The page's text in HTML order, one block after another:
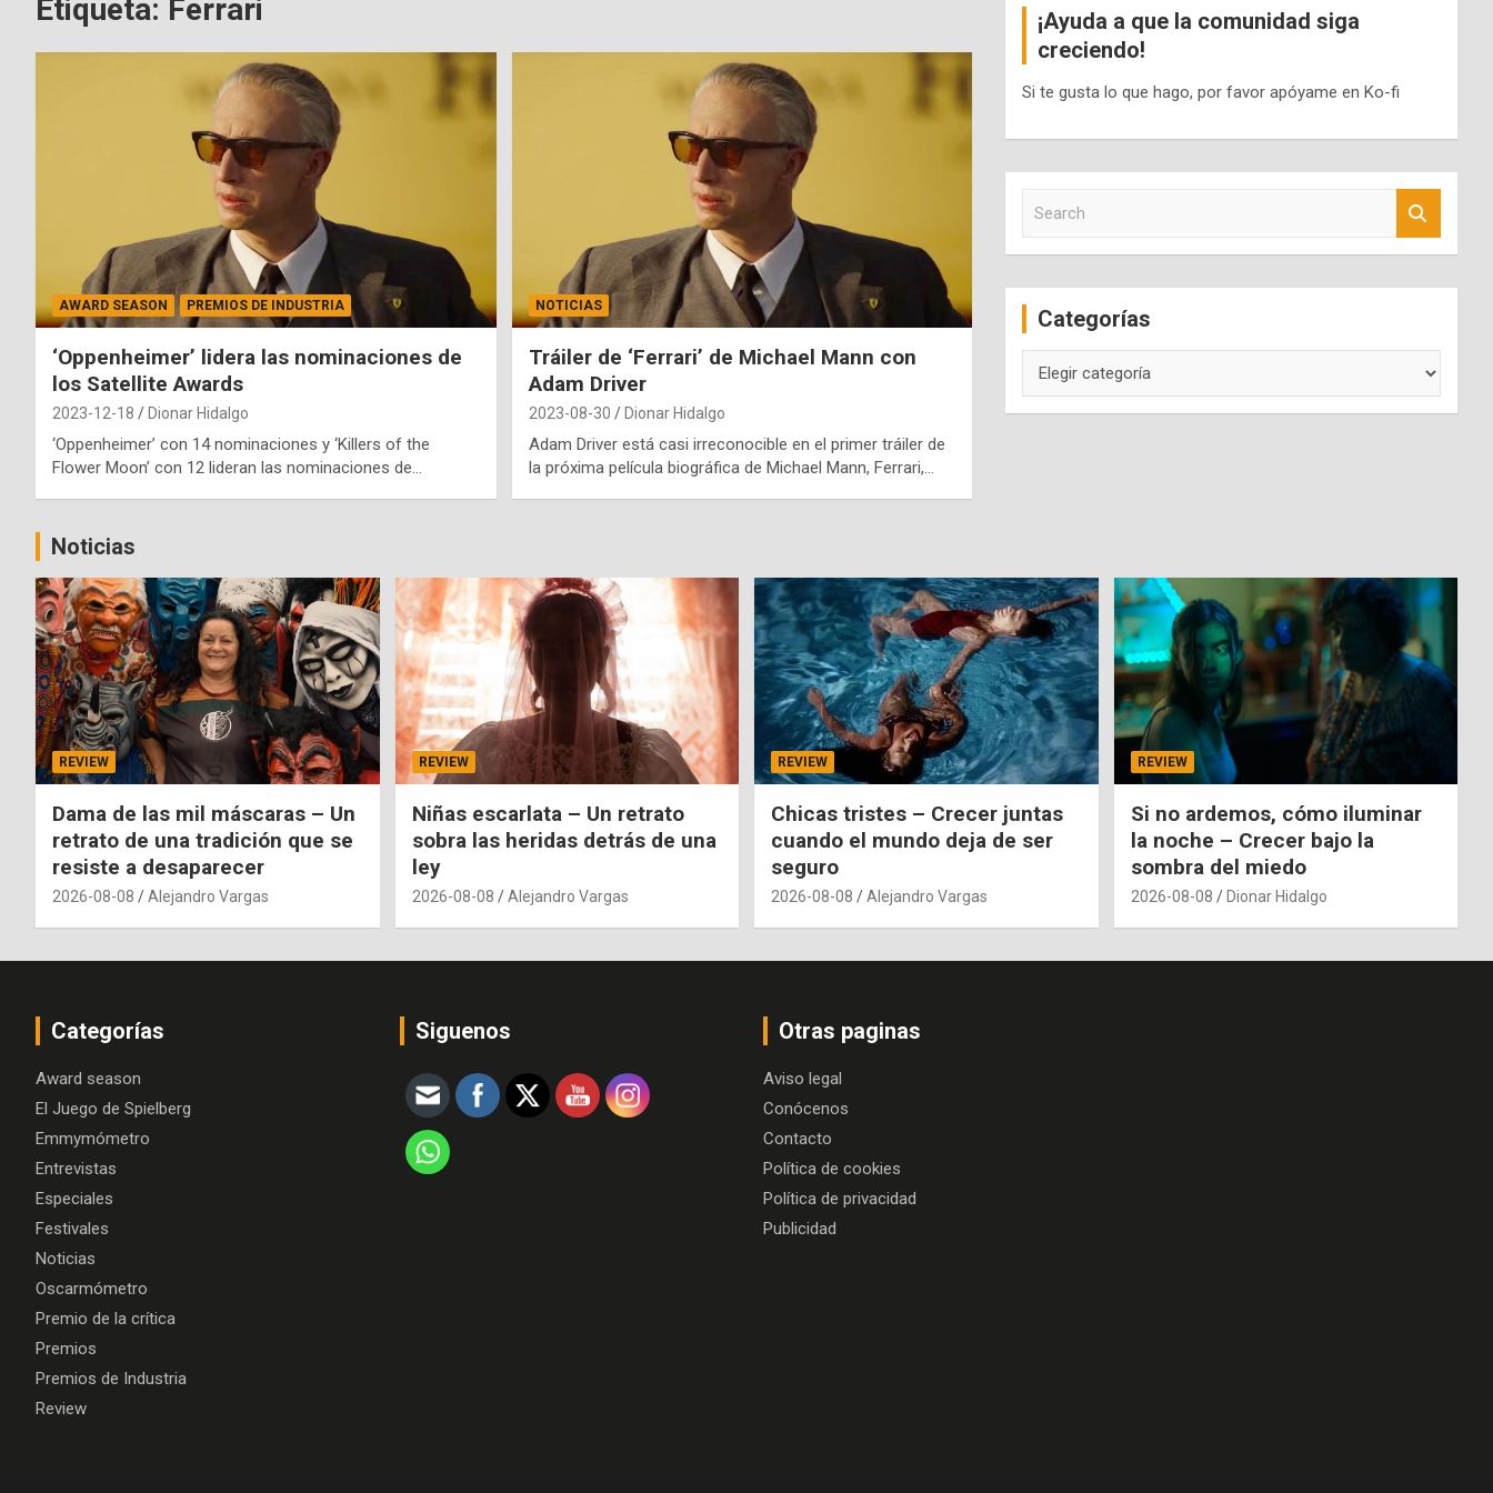
Etiqueta: Ferrari
AWARD SEASON PREMIOS DE INDUSTRIA
‘Oppenheimer’ lidera las nominaciones de
los Satellite Awards
2023-12-18 Dionar Hidalgo
‘Oppenheimer’ con 14 nominaciones y ‘Killers of the
Flower Moon’ con 12 lideran las nominaciones de…
NOTICIAS
Tráiler de ‘Ferrari’ de Michael Mann con
Adam Driver
2023-08-30 Dionar Hidalgo
Adam Driver está casi irreconocible en el primer tráiler de
la próxima película biográfica de Michael Mann, Ferrari,…
¡Ayuda a que la comunidad siga
creciendo!
Si te gusta lo que hago, por favor apóyame en Ko-fi
c
Categorías
Noticias
REVIEW
Dama de las mil máscaras – Un
retrato de una tradición que se
resiste a desaparecer
2026-08-08 Alejandro Vargas
REVIEW
Niñas escarlata – Un retrato
sobra las heridas detrás de una
ley
2026-08-08 Alejandro Vargas
REVIEW
Chicas tristes – Crecer juntas
cuando el mundo deja de ser
seguro
2026-08-08 Alejandro Vargas
REVIEW
Si no ardemos, cómo iluminar
la noche – Crecer bajo la
sombra del miedo
2026-08-08 Dionar Hidalgo
Categorías
Award season
El Juego de Spielberg
Emmymómetro
Entrevistas
Especiales
Festivales
Noticias
Oscarmómetro
Premio de la crítica
Premios
Premios de Industria
Review
Siguenos Otras paginas
Aviso legal
Conócenos
Contacto
Política de cookies
Política de privacidad
Publicidad